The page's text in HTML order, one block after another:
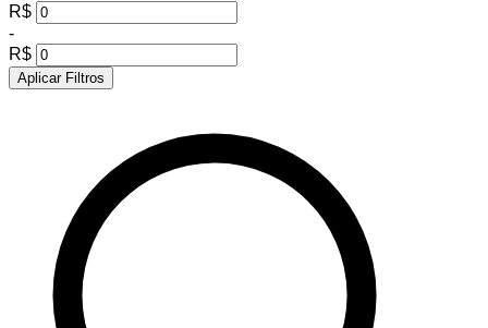
R$
-
R$
Aplicar Filtros